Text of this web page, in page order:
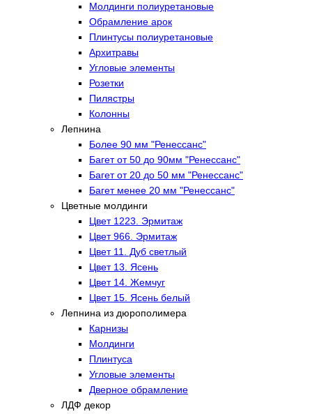
Молдинги полиуретановые
Обрамление арок
Плинтусы полиуретановые
Архитравы
Угловые элементы
Розетки
Пилястры
Колонны
Лепнина
Более 90 мм "Ренессанс"
Багет от 50 до 90мм "Ренессанс"
Багет от 20 до 50 мм "Ренессанс"
Багет менее 20 мм "Ренессанс"
Цветные молдинги
Цвет 1223. Эрмитаж
Цвет 966. Эрмитаж
Цвет 11. Дуб светлый
Цвет 13. Ясень
Цвет 14. Жемчуг
Цвет 15. Ясень белый
Лепнина из дюрополимера
Карнизы
Молдинги
Плинтуса
Угловые элементы
Дверное обрамление
ЛДФ декор